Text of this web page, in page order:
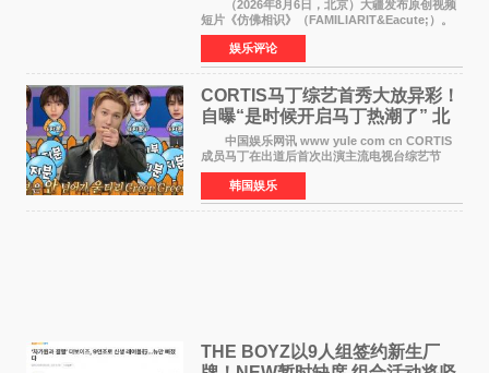
（2026年8月6日，北京）大疆发布原创视频
短片《仿佛相识》（FAMILIARIT&Eacute;）。
视频短片由戛纳国际电影节最佳女演员伊莎贝尔·
于佩尔（Isabelle Huppert）主演，全程使用大
疆首款双主摄口
娱乐评论
CORTIS马丁综艺首秀大放异彩！
自曝“是时候开启马丁热潮了” 北
美巡演火热进行中
中国娱乐网讯 www yule com cn CORTIS
成员马丁在出道后首次出演主流电视台综艺节
目，展现了多才多艺的魅力。 马丁出演了5日
播出的MBC《Radio Star》Fashion与Passion
之间，I&lsquo;m
韩国娱乐
THE BOYZ以9人组签约新生厂